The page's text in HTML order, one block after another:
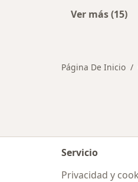
Ver más (15)
Página De Inicio
Servicio
Privacidad y